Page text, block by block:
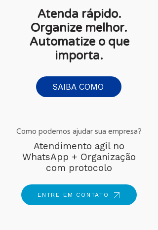
Atenda rápido.
Organize melhor.
Automatize o que
importa.
SAIBA COMO
Como podemos ajudar sua empresa?
Atendimento agil no
WhatsApp + Organização
com protocolo
ENTRE EM CONTATO